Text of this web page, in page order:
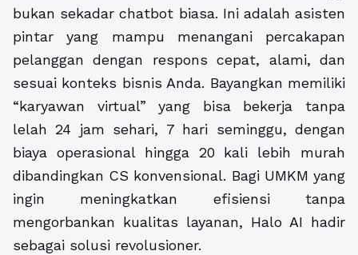
bukan sekadar chatbot biasa. Ini adalah asisten
pintar yang mampu menangani percakapan
pelanggan dengan respons cepat, alami, dan
sesuai konteks bisnis Anda. Bayangkan memiliki
“karyawan virtual” yang bisa bekerja tanpa
lelah 24 jam sehari, 7 hari seminggu, dengan
biaya operasional hingga 20 kali lebih murah
dibandingkan CS konvensional. Bagi UMKM yang
ingin meningkatkan efisiensi tanpa
mengorbankan kualitas layanan, Halo AI hadir
sebagai solusi revolusioner.